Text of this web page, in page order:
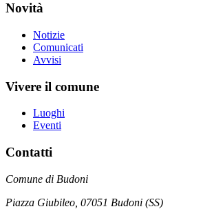
Novità
Notizie
Comunicati
Avvisi
Vivere il comune
Luoghi
Eventi
Contatti
Comune di Budoni
Piazza Giubileo, 07051 Budoni (SS)